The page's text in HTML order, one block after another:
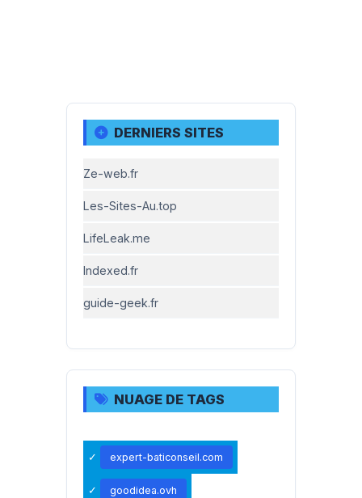
DERNIERS SITES
Ze-web.fr
Les-Sites-Au.top
LifeLeak.me
Indexed.fr
guide-geek.fr
NUAGE DE TAGS
expert-baticonseil.com
goodidea.ovh